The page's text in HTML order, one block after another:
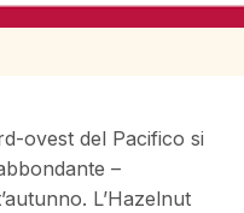
ovest del Pacifico si
–
L’Hazelnut